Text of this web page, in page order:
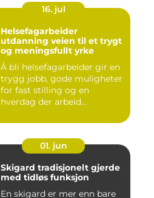
16. jul
Helsefagarbeider
utdanning veien til et trygt
og meningsfullt yrke
Å bli helsefagarbeider gir en
trygg jobb, gode muligheter
for fast stilling og en
hverdag der arbeid...
01. jun
Skigard tradisjonelt gjerde
med tidløs funksjon
En skigard er mer enn bare